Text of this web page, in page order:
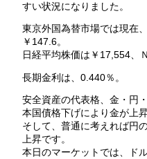
すい状況になりました。
東京外国為替市場では現在
￥147.6。
日経平均株価は￥17,554、
長期金利は、0.440％。
安全資産の代表格、金・円
本国債格下げにより金が上昇
そして、普通に考えれば円
上昇です。
本日のマーケットでは、ド